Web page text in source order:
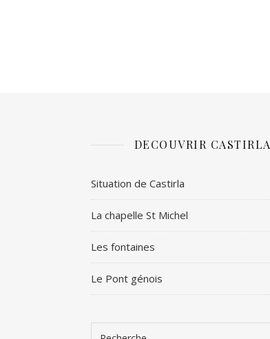
DECOUVRIR CASTIRLA
Situation de Castirla
La chapelle St Michel
Les fontaines
Le Pont génois